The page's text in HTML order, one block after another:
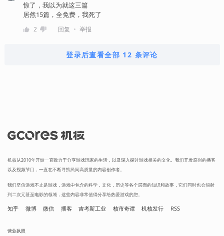
惊了，我以为就这三篇
居然15篇，全免费，我死了
2 回复 ・ 举报
登录后查看全部 12 条评论
机核从2010年开始一直致力于分享游戏玩家的生活，以及深入探讨游戏相关的文化。我们开发原创的播客
以及视频节目，一直在不断寻找民间高质量的内容创作者。
我们坚信游戏不止是游戏，游戏中包含的科学，文化，历史等各个层面的知识和故事，它们同时也会辐射
到二次元甚至电影的领域，这些内容非常值得分享给热爱游戏的您。
知乎 微博 微信 播客 吉考斯工业 核市奇谭 机核发行 RSS
营业执照